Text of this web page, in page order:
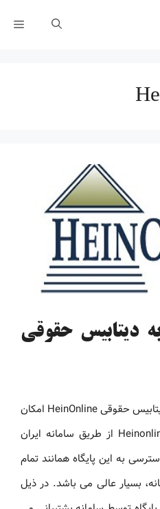
دیتابیس حقوقی
برقراری دسترسی مستقیم به دیتابیس حقوقی HeinOnline امکان
دسترسی مستقیم به پایگاه Heinonline از طریق سامانه ایران
به این پایگاه همانند تمام
بسیار عالی می باشد. در ذیل